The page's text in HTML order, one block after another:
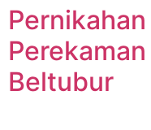
Beltubur